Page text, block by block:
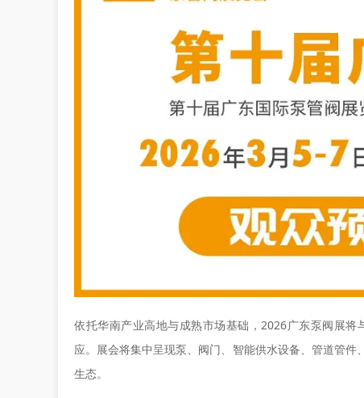
依托华南产业高地与成熟市场基础，2026广东泵阀展将
应。展会将集中呈现泵、阀门、智能供水设备、管道管
生态。